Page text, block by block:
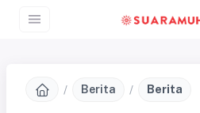
Berita Berita